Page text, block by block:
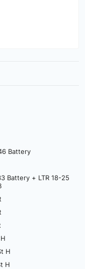
Battery
Battery + LTR 18-25
H
H